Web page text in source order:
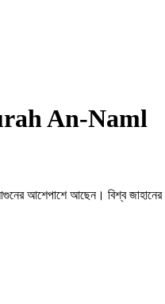
An-Naml
আশেপাশে আছেন। বিশ্ব জাহানের